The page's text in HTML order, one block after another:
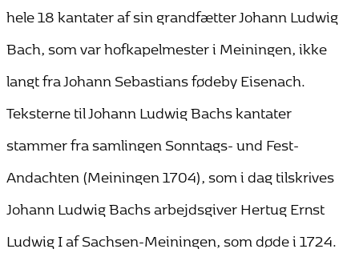
hele 18 kantater af sin grandfætter Johann Ludwig
Bach, som var hofkapelmester i Meiningen, ikke
langt fra Johann Sebastians fødeby Eisenach.
Teksterne til Johann Ludwig Bachs kantater
stammer fra samlingen Sonntags- und Fest-
Andachten (Meiningen 1704), som i dag tilskrives
Johann Ludwig Bachs arbejdsgiver Hertug Ernst
Ludwig I af Sachsen-Meiningen, som døde i 1724.